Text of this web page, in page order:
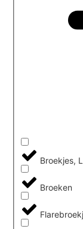
Broekjes,
Broeken